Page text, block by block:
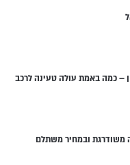
– כמה באמת עולה טעינה לרכב